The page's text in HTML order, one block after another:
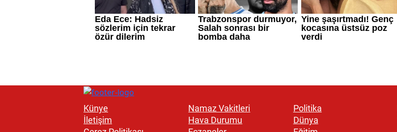
Künye
İletişim
Namaz Vakitleri
Hava Durumu
Politika
Dünya